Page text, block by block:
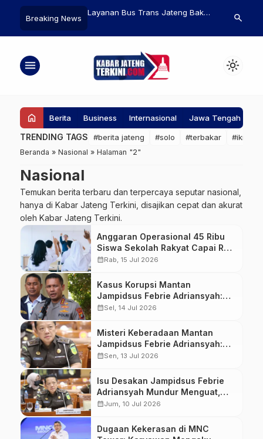
Breaking News
Pembelian
Jateng
Layanan Bus Trans Jateng Bakal
Lain
Dugaan
search
menu light_mode
home Berita Business Internasional Jawa Tengah
TRENDING TAGS #berita jateng #solo #terbakar #ikn
Beranda » Nasional » Halaman "2"
Nasional
Temukan berita terbaru dan terpercaya seputar nasional,
hanya di Kabar Jateng Terkini, disajikan cepat dan akurat
oleh Kabar Jateng Terkini.
Anggaran Operasional 45 Ribu
Siswa Sekolah Rakyat Capai Rp4
T
calendar_monthRab, 15 Jul 2026
Kasus Korupsi Mantan
Jampidsus Febrie Adriansyah:
Polri Gandeng FBI dan Otoritas
Asing Rp543 Miliar
calendar_monthSel, 14 Jul 2026
Misteri Keberadaan Mantan
Jampidsus Febrie Adriansyah:
Status Tersangka Tanpa
calendar_monthSen, 13 Jul 2026
Isu Desakan Jampidsus Febrie
Adriansyah Mundur Menguat,
Benarkah Ada Arahan Presiden
calendar_monthJum, 10 Jul 2026
Dugaan Kekerasan di MNC